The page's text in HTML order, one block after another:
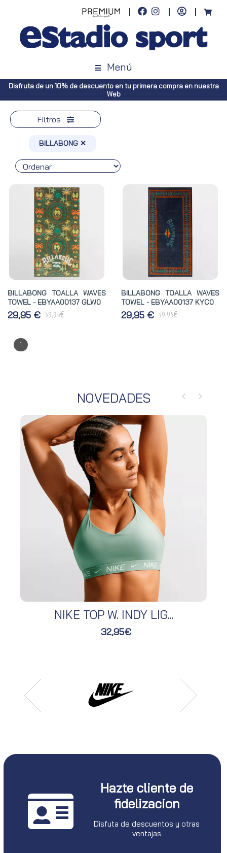
Menú
Disfruta de un 10% de descuento en tu primera compra en nuestra
Web
Filtros
BILLABONG ✕
BILLABONG TOALLA WAVES
TOWEL - EBYAA00137 GLW0
29,95 € 39,95€
BILLABONG TOALLA WAVES
TOWEL - EBYAA00137 KYC0
29,95 € 39,95€
1
NOVEDADES
NIKE TOP W. INDY LIG...
32,95€
Hazte cliente de
fidelizacion
Disfuta de descuentos y otras
ventajas